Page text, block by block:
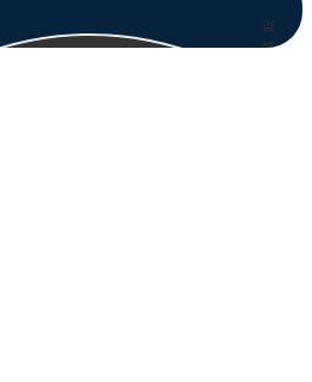
검
색